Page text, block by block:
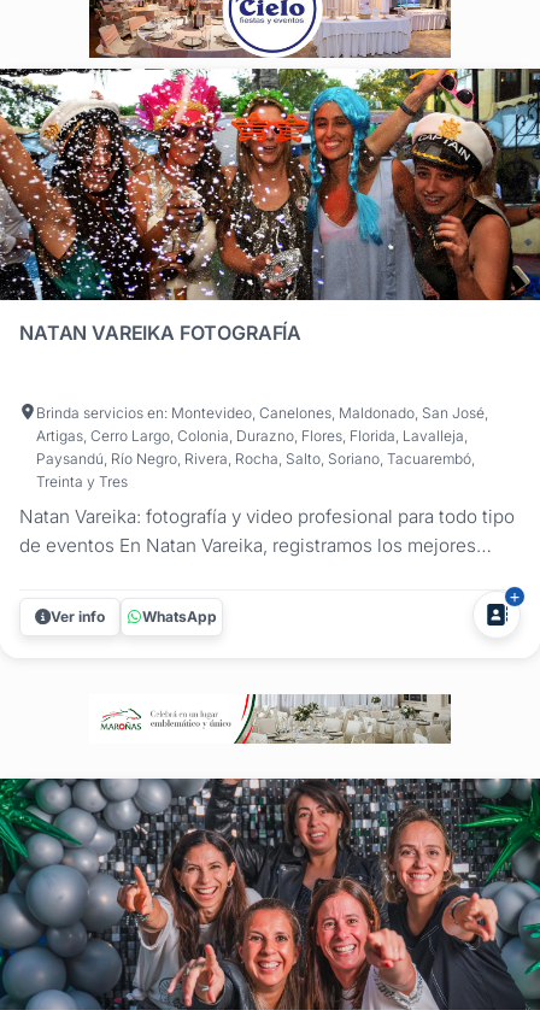
NATAN VAREIKA FOTOGRAFÍA
Brinda servicios en: Montevideo, Canelones, Maldonado, San José,
Artigas, Cerro Largo, Colonia, Durazno, Flores, Florida, Lavalleja,
Paysandú, Río Negro, Rivera, Rocha, Salto, Soriano, Tacuarembó,
Treinta y Tres
Natan Vareika: fotografía y video profesional para todo tipo
de eventos En Natan Vareika, registramos los mejores
profesional y creativo. Ofrecemos fotografía y filmación
para todo tipo de fiestas y eventos, asegurando que cada
Ver info WhatsApp